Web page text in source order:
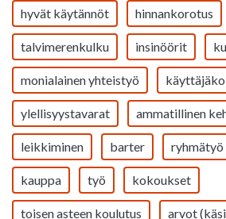
hyvät käytännöt hinnankorotus
talvimerenkulku insinöörit
monialainen yhteistyö
ylellisyystavarat ammatillinen
leikkiminen barter ryhmätyö
kauppa työ kokoukset
toisen asteen koulutus arvot